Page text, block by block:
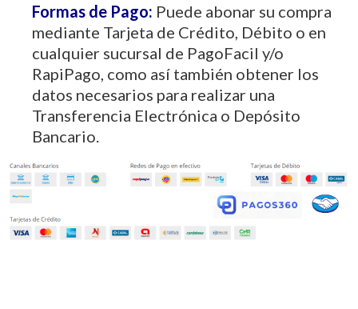
Formas de Pago: Puede abonar su compra
mediante Tarjeta de Crédito, Débito o en
cualquier sucursal de PagoFacil y/o
RapiPago, como así también obtener los
datos necesarios para realizar una
Transferencia Electrónica o Depósito
Bancario.